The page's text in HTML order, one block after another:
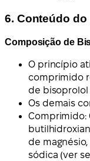
6. Conteúdo
Composição de
O princípio
comprimido
de bisoprolol
Os demais
Comprimido:
de
sódica (ver